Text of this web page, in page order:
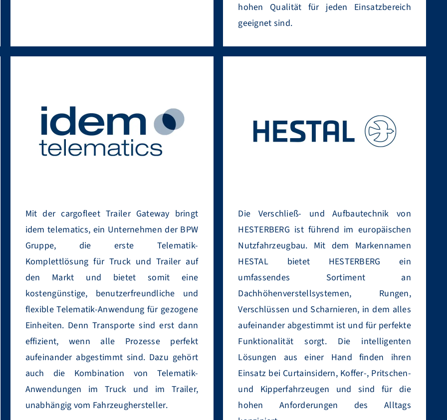
hohen Qualität für jeden Einsatzbereich
geeignet sind.
Mit der cargofleet Trailer Gateway bringt
idem telematics, ein Unternehmen der BPW
Gruppe, die erste Telematik-
Komplettlösung für Truck und Trailer auf
den Markt und bietet somit eine
kostengünstige, benutzerfreundliche und
flexible Telematik-Anwendung für gezogene
Einheiten. Denn Transporte sind erst dann
effizient, wenn alle Prozesse perfekt
aufeinander abgestimmt sind. Dazu gehört
auch die Kombination von Telematik-
Anwendungen im Truck und im Trailer,
unabhängig vom Fahrzeughersteller.
Die Verschließ- und Aufbautechnik von
HESTERBERG ist führend im europäischen
Nutzfahrzeugbau. Mit dem Markennamen
HESTAL bietet HESTERBERG ein
umfassendes Sortiment an
Dachhöhenverstellsystemen, Rungen,
Verschlüssen und Scharnieren, in dem alles
aufeinander abgestimmt ist und für perfekte
Funktionalität sorgt. Die intelligenten
Lösungen aus einer Hand finden ihren
Einsatz bei Curtainsidern, Koffer-, Pritschen-
und Kipperfahrzeugen und sind für die
hohen Anforderungen des Alltags